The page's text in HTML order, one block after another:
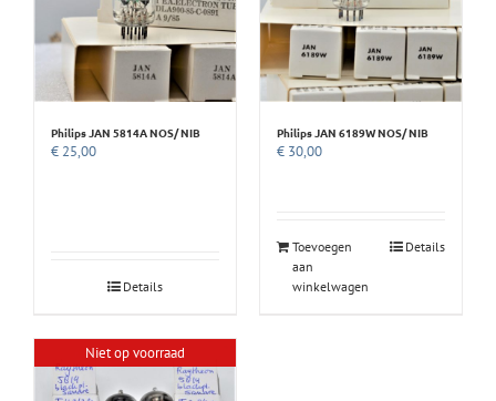
Philips JAN 5814A NOS/ NIB
€ 25,00
Details
Philips JAN 6189W NOS/ NIB
€ 30,00
Toevoegen
aan
winkelwagen
Details
Niet op voorraad